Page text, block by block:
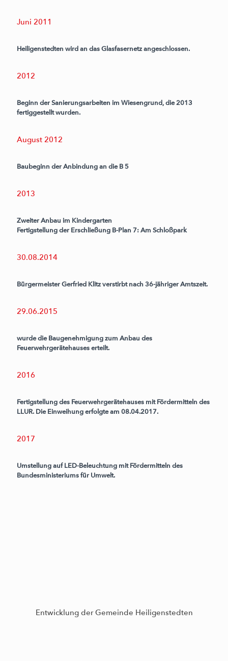
Juni 2011
Heiligenstedten wird an das Glasfasernetz angeschlossen.
2012
Beginn der Sanierungsarbeiten im Wiesengrund, die 2013
fertiggestellt wurden.
August 2012
Baubeginn der Anbindung an die B 5
2013
Zweiter Anbau im Kindergarten
Fertigstellung der Erschließung B-Plan 7: Am Schloßpark
30.08.2014
Bürgermeister Gerfried Klitz verstirbt nach 36-jähriger Amtszeit.
29.06.2015
wurde die Baugenehmigung zum Anbau des
Feuerwehrgerätehauses erteilt.
2016
Fertigstellung des Feuerwehrgerätehauses mit Fördermitteln des
LLUR. Die Einweihung erfolgte am 08.04.2017.
2017
Umstellung auf LED-Beleuchtung mit Fördermitteln des
Bundesministeriums für Umwelt.
Entwicklung der Gemeinde Heiligenstedten